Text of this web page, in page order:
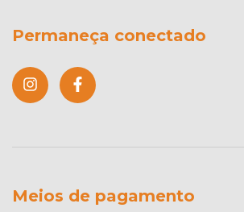
Permaneça conectado
Meios de pagamento